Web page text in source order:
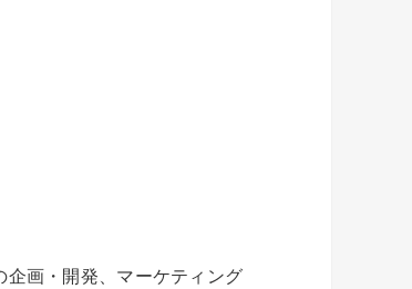
企画・開発、マーケティング